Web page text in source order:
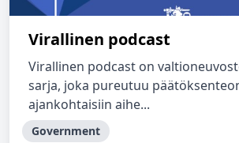
Virallinen podcast
Virallinen podcast on
sarja, joka pureutuu
ajankohtaisiin aihe...
Government